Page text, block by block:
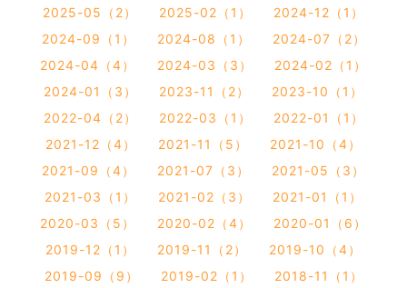
2025-05（2）
2025-02（1）
2024-12（1）
2024-09（1）
2024-08（1）
2024-07（2）
2024-04（4）
2024-03（3）
2024-02（1）
2024-01（3）
2023-11（2）
2023-10（1）
2022-04（2）
2022-03（1）
2022-01（1）
2021-12（4）
2021-11（5）
2021-10（4）
2021-09（4）
2021-07（3）
2021-05（3）
2021-03（1）
2021-02（3）
2021-01（1）
2020-03（5）
2020-02（4）
2020-01（6）
2019-12（1）
2019-11（2）
2019-10（4）
2019-09（9）
2019-02（1）
2018-11（1）